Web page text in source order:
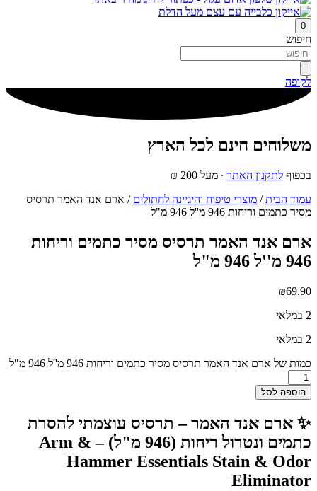
0
חיפוש
לקופה
משלוחים חינם לכל הארץ
בכפוף לתקנון האתר ∙ מעל 200 ₪
עמוד הבית/ מוצרי טיפוח והיגיינה לחתולים / ארם אנד האמר תרסיס
מסיר כתמים וריחות 946 מ''ל 946 מ"ל
ארם אנד האמר תרסיס מסיר כתמים וריחות
946 מ''ל 946 מ"ל
₪69.90
2 במלאי
2 במלאי
כמות של ארם אנד האמר תרסיס מסיר כתמים וריחות 946 מ''ל 946 מ"ל
הוספה לסל
✨ ארם אנד האמר – תרסיס עוצמתי להסרת
כתמים ונטרול ריחות (946 מ"ל) – Arm &
Hammer Essentials Stain & Odor
Eliminator